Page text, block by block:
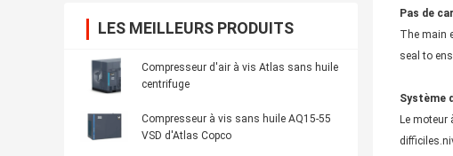
LES MEILLEURS PRODUITS
Compresseur d'air à vis Atlas sans huile
centrifuge
Compresseur à vis sans huile AQ15-55
VSD d'Atlas Copco
Pas de
The main
seal to
Système
Le moteur